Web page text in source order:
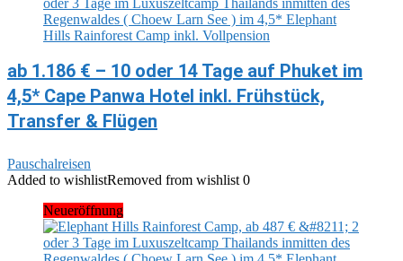
ab 1.186 € – 10 oder 14 Tage auf Phuket im
4,5* Cape Panwa Hotel inkl. Frühstück,
Transfer & Flügen
Pauschalreisen
Added to wishlistRemoved from wishlist 0
Neueröffnung